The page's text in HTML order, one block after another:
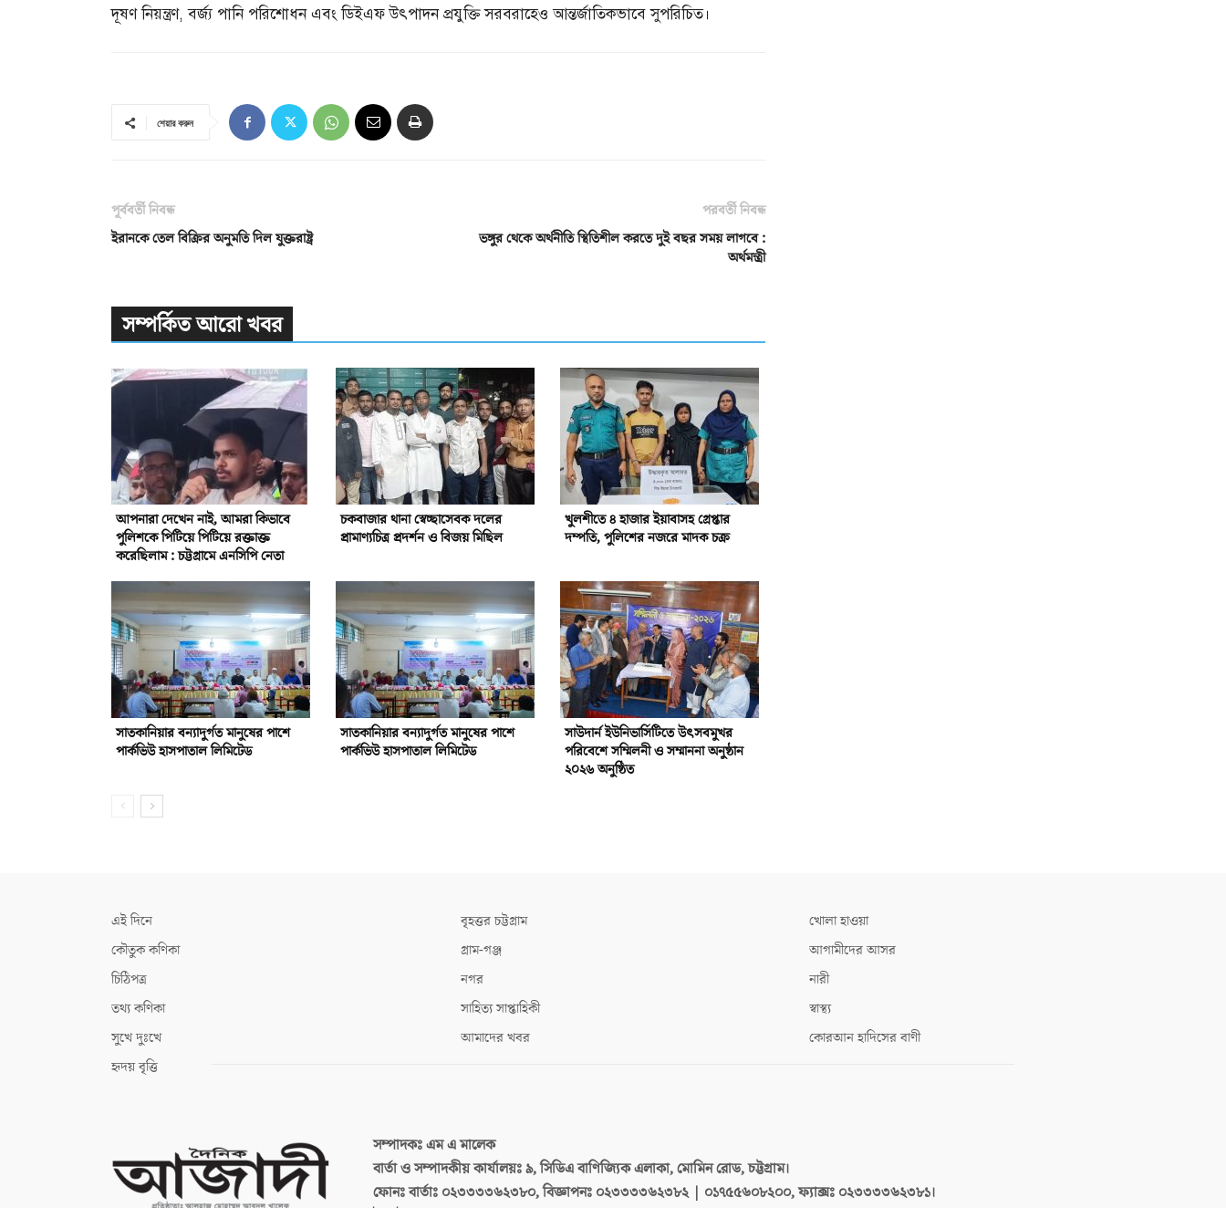
দূষণ নিয়ন্ত্রণ,বর্জ্য পানি পরিশোধন এবং ডিইএফ উৎপাদন প্রযুক্তি সরবরাহেও আন্তর্জাতিকভাবে সুপরিচিত।
শেয়ার করুন
পূর্ববর্তী নিবন্ধ
ইরানকে তেল বিক্রির অনুমতি দিল যুক্তরাষ্ট্র
পরবর্তী নিবন্ধ
ভঙ্গুর থেকে অর্থনীতি স্থিতিশীল করতে দুই বছর সময় লাগবে :
অর্থমন্ত্রী
সম্পর্কিত আরো খবর
আপনারা দেখেন নাই, আমরা কিভাবে
পুলিশকে পিটিয়ে পিটিয়ে রক্তাক্ত
করেছিলাম : চট্টগ্রামে এনসিপি নেতা
চকবাজার থানা স্বেচ্ছাসেবক দলের
প্রামাণ্যচিত্র প্রদর্শন ও বিজয় মিছিল
খুলশীতে ৪ হাজার ইয়াবাসহ গ্রেপ্তার
দম্পতি, পুলিশের নজরে মাদক চক্র
সাতকানিয়ার বন্যাদুর্গত মানুষের পাশে
পার্কভিউ হাসপাতাল লিমিটেড
সাতকানিয়ার বন্যাদুর্গত মানুষের পাশে
পার্কভিউ হাসপাতাল লিমিটেড
সাউদার্ন ইউনিভার্সিটিতে উৎসবমুখর
পরিবেশে সম্মিলনী ও সম্মাননা অনুষ্ঠান
২০২৬ অনুষ্ঠিত
এই দিনে
কৌতুক কণিকা
চিঠিপত্র
তথ্য কণিকা
সুখে দুঃখে
হৃদয় বৃত্তি
বৃহত্তর চট্টগ্রাম
গ্রাম-গঞ্জ
নগর
সাহিত্য সাপ্তাহিকী
আমাদের খবর
খোলা হাওয়া
আগামীদের আসর
নারী
স্বাস্থ্য
কোরআন হাদিসের বাণী
সম্পাদকঃএম এ মালেক
বার্তা ও সম্পাদকীয় কার্যালয়ঃ৯, সিডিএ বাণিজ্যিক এলাকা, মোমিন রোড, চট্টগ্রাম।
ফোনঃ বার্তাঃ ০২৩৩৩৩৬২৩৮০, বিজ্ঞাপনঃ ০২৩৩৩৩৬২৩৮২ | ০১৭৫৫৬০৮২০০, ফ্যাক্সঃ ০২৩৩৩৩৬২৩৮১।